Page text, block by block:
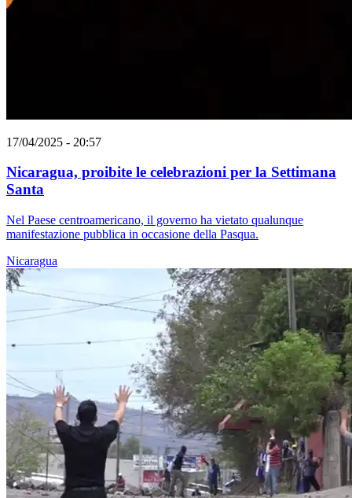
17/04/2025 - 20:57
Nicaragua, proibite le celebrazioni per la Settimana
Santa
Nel Paese centroamericano, il governo ha vietato qualunque
manifestazione pubblica in occasione della Pasqua.
Nicaragua